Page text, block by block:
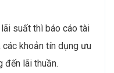
suất thì báo cáo tài
khoản tín dụng ưu
đến lãi thuần.